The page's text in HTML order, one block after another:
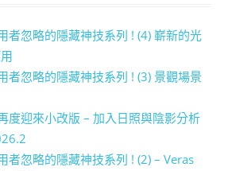
者忽略的隱藏神技系列 ! (4) 嶄新的光
者忽略的隱藏神技系列 ! (3) 景觀場景
度迎來小改版 – 加入日照與陰影分析
者忽略的隱藏神技系列 ! (2) – Veras